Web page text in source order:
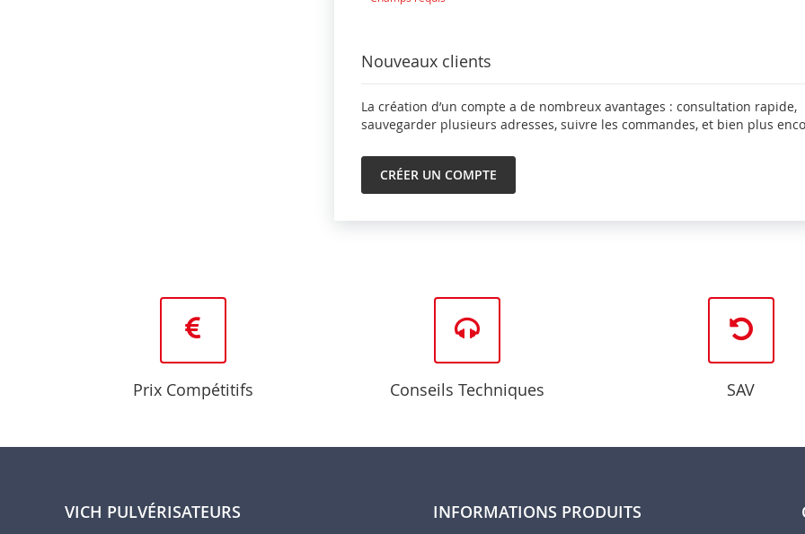
Nouveaux clients
La création d’un compte a de nombreux avantages : consultation rapide,
sauvegarder plusieurs adresses, suivre les commandes, et bien plus
CRÉER UN COMPTE
Prix Compétitifs Conseils Techniques SAV
VICH PULVÉRISATEURS INFORMATIONS PRODUITS